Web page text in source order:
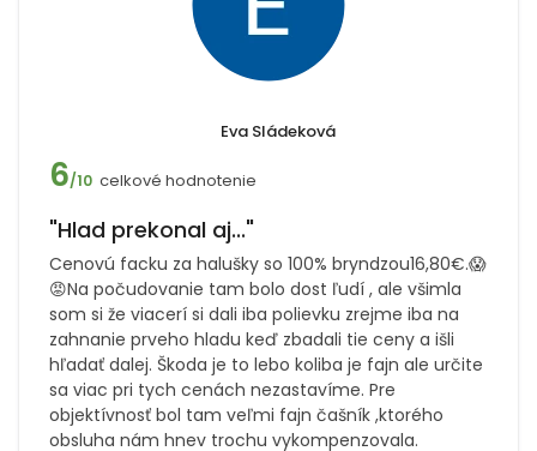
Eva Sládeková
6/10 celkové hodnotenie
"Hlad prekonal aj..."
Cenovú facku za halušky so 100% bryndzou16,80€.😱
😡Na počudovanie tam bolo dost ľudí , ale všimla
som si že viacerí si dali iba polievku zrejme iba na
zahnanie prveho hladu keď zbadali tie ceny a išli
hľadať dalej. Škoda je to lebo koliba je fajn ale určite
sa viac pri tych cenách nezastavíme. Pre
objektívnosť bol tam veľmi fajn čašník ,ktorého
obsluha nám hnev trochu vykompenzovala.